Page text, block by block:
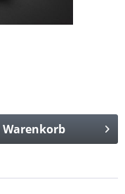
Warenkorb